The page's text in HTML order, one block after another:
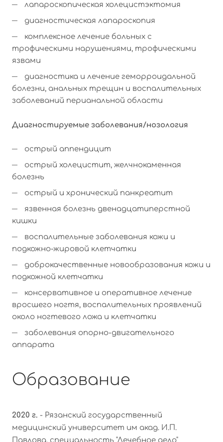
лапароскопическая холецистэктомия
диагностическая лапароскопия
комплексное лечение больных с
трофическими нарушениями, трофическими
язвами
диагностика и лечение геморроидальной
болезни, анальных трещин и воспалительных
заболеваний перианальной области
Диагностируемые заболевания/нозология
острый аппендицит
острый холецистит, желчнокаменная
болезнь
острый и хронический панкреатит
язвенная болезнь двенадцатиперстной
кишки
воспалительные заболевания кожи и
подкожно-жировой клетчатки
доброкачественные новообразования кожи и
подкожной клетчатки
консервативное и оперативное лечение
вросшего ногтя, воспалительных проявлений
около ногтевого ложа и клетчатки
заболевания опорно-двигательного
аппарата
Образование
2020 г. - Рязанский государственный
медицинский университет им акад. И.П.